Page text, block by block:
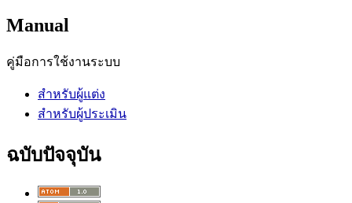
Manual
คู่มือการใช้งานระบบ
สำหรับผู้แต่ง
สำหรับผู้ประเมิน
ฉบับปัจจุบัน